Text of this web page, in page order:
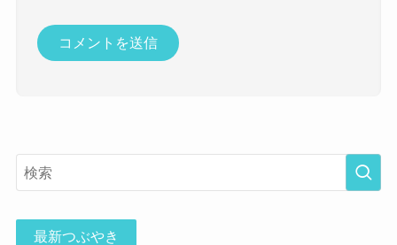
最新つぶやき